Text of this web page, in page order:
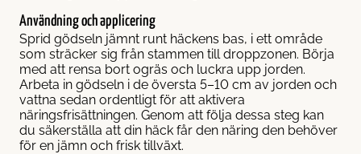
Användning och applicering
Sprid gödseln jämnt runt häckens bas, i ett område
som sträcker sig från stammen till droppzonen. Börja
med att rensa bort ogräs och luckra upp jorden.
Arbeta in gödseln i de översta 5–10 cm av jorden och
vattna sedan ordentligt för att aktivera
näringsfrisättningen. Genom att följa dessa steg kan
du säkerställa att din häck får den näring den behöver
för en jämn och frisk tillväxt.